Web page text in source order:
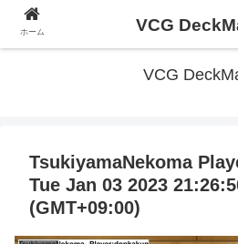
VCG
TsukiyamaNekoma
Tue Jan 03 2023
(GMT+09:00)
ホーム VCG